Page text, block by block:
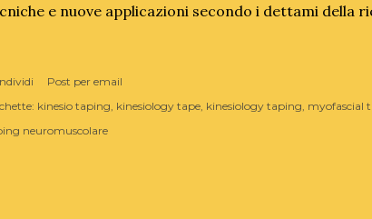
e nuove applicazioni secondo i dettami della
Post per email
kinesio taping kinesiology tape kinesiology taping myofascial
neuromuscolare